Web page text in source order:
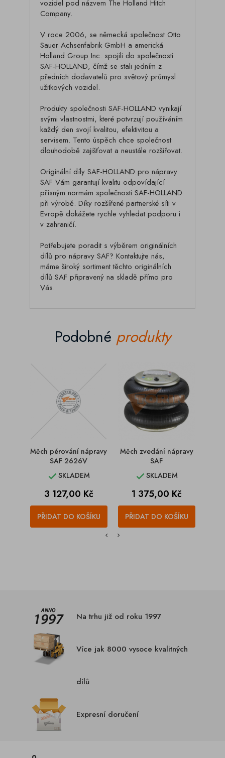
vozidel pod názvem The Holland Hitch
Company.
V roce 2006, se německá společnost Otto
Sauer Achsenfabrik GmbH a americká
Holland Group Inc. spojili do společnosti
SAF-HOLLAND, čímž se stali jedním z
předních dodavatelů pro světový průmysl
užitkových vozidel.
Produkty společnosti SAF-HOLLAND vynikají
svými vlastnostmi, které potvrzují používáním
každý den svojí kvalitou, efektivitou a
servisem. Tento úspěch chce společnost
dlouhodobě zajišťovat a neustále rozšiřovat.
Originální díly SAF-HOLLAND pro nápravy
SAF Vám garantují kvalitu odpovídající
přísným normám společnosti SAF-HOLLAND
při výrobě. Díky rozšířené partnerské síti v
Evropě dokážete rychle vyhledat podporu i
v zahraničí.
Potřebujete poradit s výběrem originálních
dílů pro nápravy SAF? Kontaktujte nás,
máme široký sortiment těchto originálních
dílů SAF připravený na skladě přímo pro
Vás.
Podobné produkty
Měch pérování nápravy
SAF 2626V
SKLADEM
Cena
3 127,00 Kč
PŘIDAT DO KOŠÍKU
Měch zvedání nápravy
SAF
SKLADEM
Cena
1 375,00 Kč
PŘIDAT DO KOŠÍKU
Na trhu již od roku 1997
Více jak 8000 vysoce kvalitných
dílů
Expresní doručení